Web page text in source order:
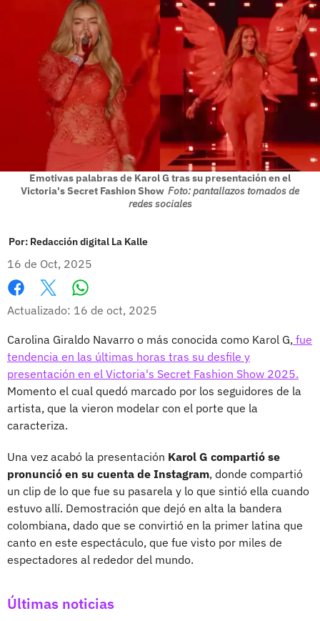
Emotivas palabras de Karol G tras su presentación en el
Victoria's Secret Fashion Show Foto: pantallazos tomados de
redes sociales
Por: Redacción digital La Kalle
16 de Oct, 2025
Facebook
X
Actualizado: 16 de oct, 2025
Carolina Giraldo Navarro o más conocida como Karol G, fue
tendencia en las últimas horas tras su desfile y
presentación en el Victoria's Secret Fashion Show 2025.
Momento el cual quedó marcado por los seguidores de la
artista, que la vieron modelar con el porte que la
caracteriza.
Una vez acabó la presentación Karol G compartió se
pronunció en su cuenta de Instagram, donde compartió
un clip de lo que fue su pasarela y lo que sintió ella cuando
estuvo allí. Demostración que dejó en alta la bandera
colombiana, dado que se convirtió en la primer latina que
canto en este espectáculo, que fue visto por miles de
espectadores al rededor del mundo.
Últimas noticias